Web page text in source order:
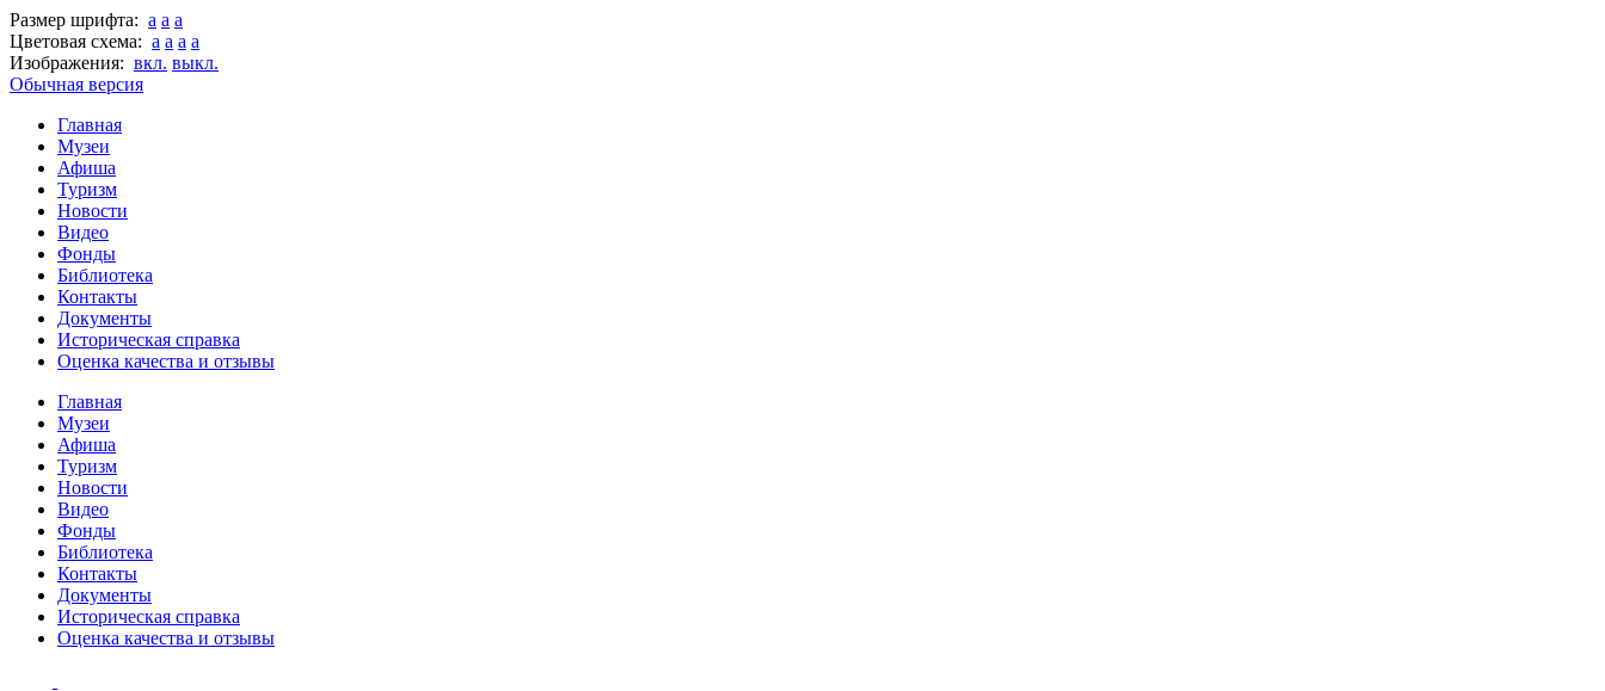
Размер шрифта: a a a
Цветовая схема: a a a a
Изображения: вкл. выкл.
Обычная версия
Главная
Музеи
Афиша
Туризм
Новости
Видео
Фонды
Библиотека
Контакты
Документы
Историческая справка
Оценка качества и отзывы
Главная
Музеи
Афиша
Туризм
Новости
Видео
Фонды
Библиотека
Контакты
Документы
Историческая справка
Оценка качества и отзывы